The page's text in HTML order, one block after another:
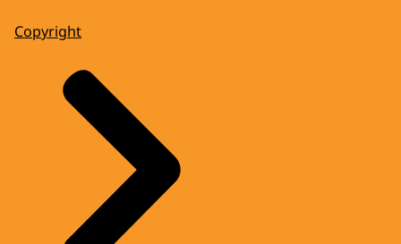
Copyright